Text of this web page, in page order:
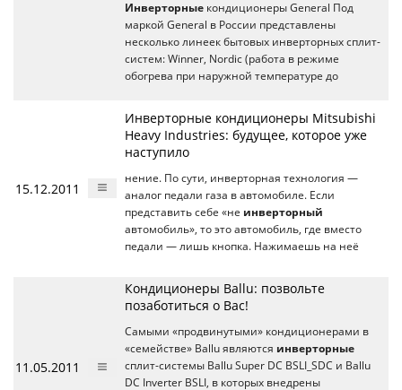
Инверторные кондиционеры General Под
маркой General в России представлены
несколько линеек бытовых инверторных сплит-
систем: Winner, Nordic (работа в режиме
обогрева при наружной температуре до
15.12.2011
Инверторные кондиционеры Mitsubishi
Heavy Industries: будущее, которое уже
наступило
нение. По сути, инверторная технология —
аналог педали газа в автомобиле. Если
представить себе «не инверторный
автомобиль», то это автомобиль, где вместо
педали — лишь кнопка. Нажимаешь на неё
11.05.2011
Кондиционеры Ballu: позвольте
позаботиться о Вас!
Самыми «продвинутыми» кондиционерами в
«семействе» Ballu являются инверторные
сплит-системы Ballu Super DC BSLI_SDC и Ballu
DC Inverter BSLI, в которых внедрены